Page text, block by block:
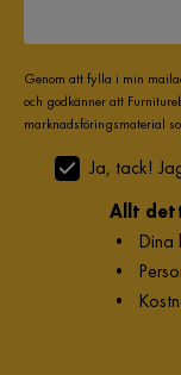
Genom att fylla i min
och godkänner att
marknadsföringsmaterial
Ja, tack!
Allt
• Dina
•
•